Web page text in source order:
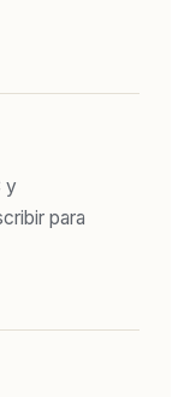
y
para